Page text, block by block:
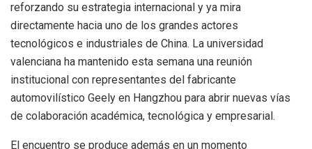
reforzando su estrategia internacional y ya mira
directamente hacia uno de los grandes actores
tecnológicos e industriales de China. La universidad
valenciana ha mantenido esta semana una reunión
institucional con representantes del fabricante
automovilístico Geely en Hangzhou para abrir nuevas vías
de colaboración académica, tecnológica y empresarial.
El encuentro se produce además en un momento